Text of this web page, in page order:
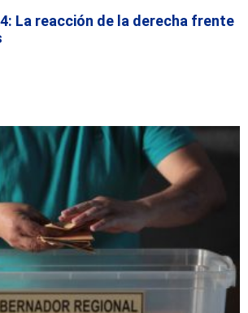
La reacción de la derecha frente